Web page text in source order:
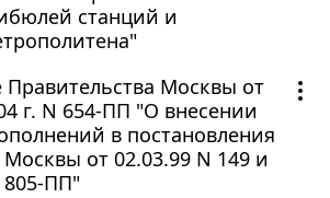
станций и
Правительства Москвы от
г. N 654-ПП "О внесении
в постановления
от 02.03.99 N 149 и
805-ПП"